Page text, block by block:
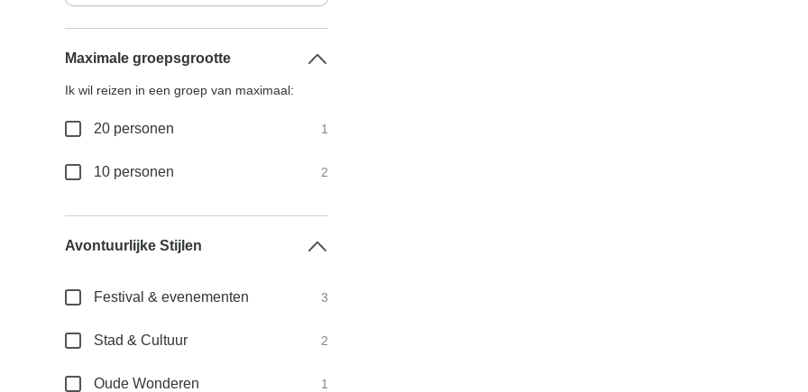
Maximale groepsgrootte
Ik wil reizen in een groep van maximaal:
20 personen 1
10 personen 2
Avontuurlijke Stijlen
Festival & evenementen 3
Stad & Cultuur 2
Oude Wonderen 1